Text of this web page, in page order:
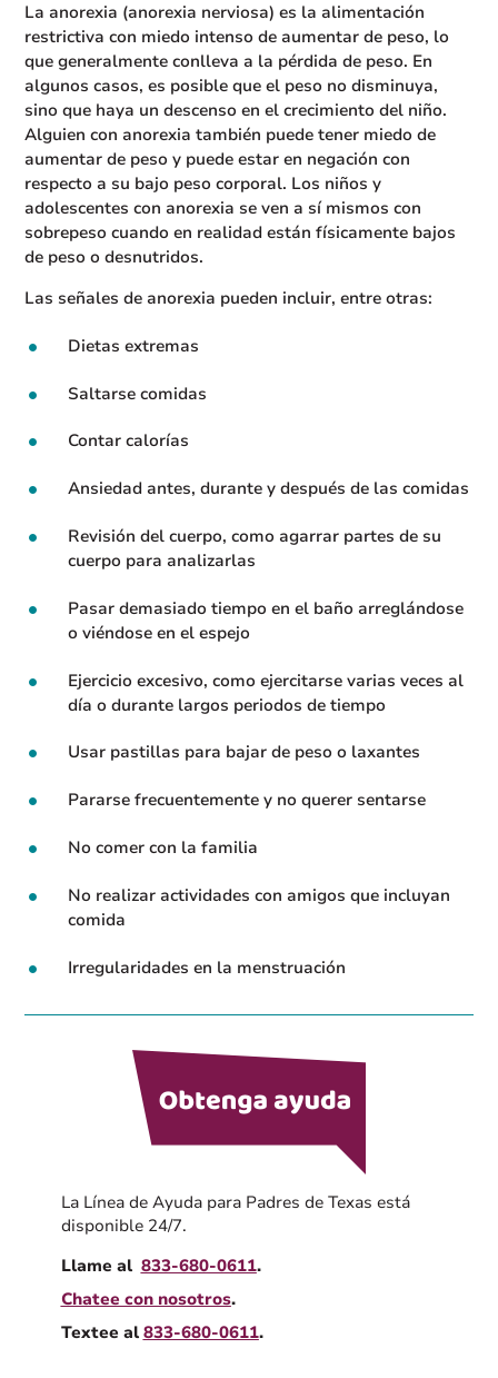
La anorexia (anorexia nerviosa) es la alimentación
restrictiva con miedo intenso de aumentar de peso, lo
que generalmente conlleva a la pérdida de peso. En
algunos casos, es posible que el peso no disminuya,
sino que haya un descenso en el crecimiento del niño.
Alguien con anorexia también puede tener miedo de
aumentar de peso y puede estar en negación con
respecto a su bajo peso corporal. Los niños y
adolescentes con anorexia se ven a sí mismos con
sobrepeso cuando en realidad están físicamente bajos
de peso o desnutridos.
Las señales de anorexia pueden incluir, entre otras:
Dietas extremas
Saltarse comidas
Contar calorías
Ansiedad antes, durante y después de las comidas
Revisión del cuerpo, como agarrar partes de su
cuerpo para analizarlas
Pasar demasiado tiempo en el baño arreglándose
o viéndose en el espejo
Ejercicio excesivo, como ejercitarse varias veces al
día o durante largos periodos de tiempo
Usar pastillas para bajar de peso o laxantes
Pararse frecuentemente y no querer sentarse
No comer con la familia
No realizar actividades con amigos que incluyan
comida
Irregularidades en la menstruación
La Línea de Ayuda para Padres de Texas está
disponible 24/7.
Llame al 833-680-0611.
Chatee con nosotros.
Textee al 833-680-0611.